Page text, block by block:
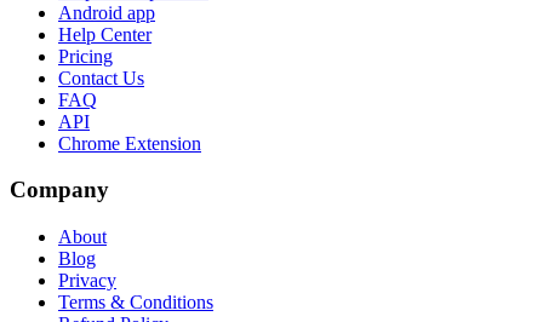
Android app
Help Center
Pricing
Contact Us
FAQ
API
Chrome Extension
Company
About
Blog
Privacy
Terms & Conditions